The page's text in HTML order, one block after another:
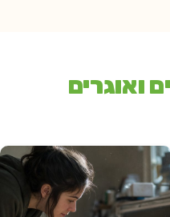
ואוגרים